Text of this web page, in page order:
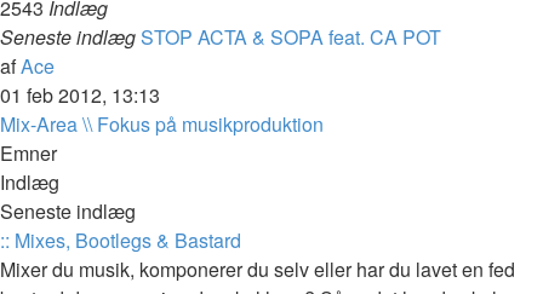
2543 Indlæg
Seneste indlægSTOP ACTA & SOPA feat. CA POT
afAceVis
det
seneste
indlæg
01 feb 2012, 13:13
Mix-Area \\ Fokus på musikproduktion
Emner
Indlæg
Seneste indlæg
:: Mixes, Bootlegs & Bastard
Mixer du musik, komponerer du selv eller har du lavet en fed